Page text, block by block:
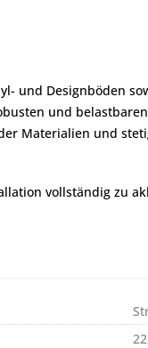
und Designböden
und
Materialien und
vollständig